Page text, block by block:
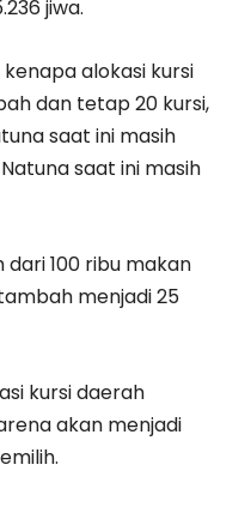
jiwa.
alokasi kursi
dan tetap 20 kursi,
saat ini masih
saat ini masih
dari 100 ribu makan
menjadi 25
kursi daerah
akan menjadi